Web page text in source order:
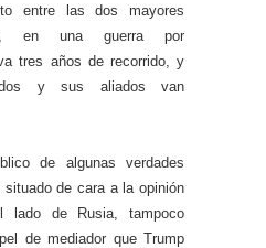
entre las dos mayores
en una guerra por
tres años de recorrido, y
y sus aliados van
de algunas verdades
de cara a la opinión
lado de Rusia, tampoco
de mediador que Trump